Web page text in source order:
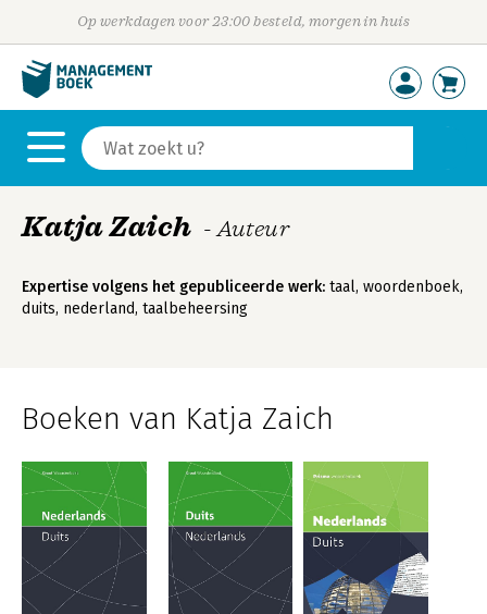
Op werkdagen voor 23:00 besteld, morgen in huis
Katja Zaich - Auteur
Expertise volgens het gepubliceerde werk: taal, woordenboek,
duits, nederland, taalbeheersing
Boeken van Katja Zaich